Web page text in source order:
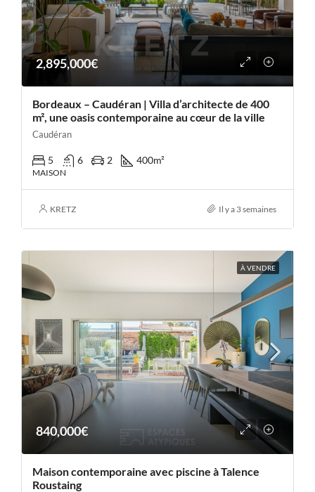
2,895,000€
Bordeaux – Caudéran | Villa d’architecte de 400
m², une oasis contemporaine au cœur de la ville
Caudéran
5 6 2 400m²
MAISON
KRETZ Il y a 3 semaines
À VENDRE
840,000€
Maison contemporaine avec piscine à Talence
Roustaing